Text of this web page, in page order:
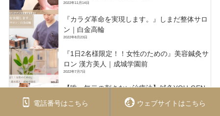
2022年11月14日
『カラダ革命を実現します。』しまだ整体サロ
ン｜白金高輪
2022年8月23日
『1日2名様限定！！女性のための』美容鍼灸サ
ロン 漢方美人｜成城学園前
2022年7月7日
【唯一無二の刺さない治療法】鍼灸YOU-GEN
2022年5月19日
電話番号はこちら ウェブサイトはこちら